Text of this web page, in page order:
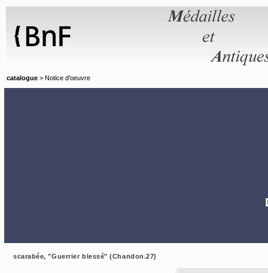
catalogue > Notice d'oeuvre
scarabée, "Guerrier blessé" (Chandon.27)